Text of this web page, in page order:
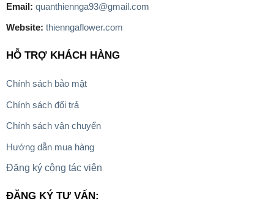
Email: quanthiennga93@gmail.com
Website: thienngaflower.com
HỖ TRỢ KHÁCH HÀNG
Chính sách bảo mật
Chính sách đổi trả
Chính sách vận chuyển
Hướng dẫn mua hàng
Đăng ký cộng tác viên
ĐĂNG KÝ TƯ VẤN: